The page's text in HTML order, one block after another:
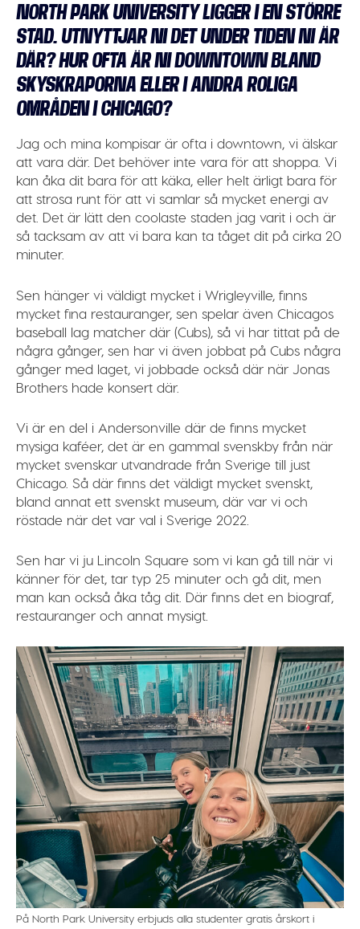
NORTH PARK UNIVERSITY LIGGER I EN STÖRRE
STAD. UTNYTTJAR NI DET UNDER TIDEN NI ÄR
DÄR? HUR OFTA ÄR NI DOWNTOWN BLAND
SKYSKRAPORNA ELLER I ANDRA ROLIGA
OMRÅDEN I CHICAGO?
Jag och mina kompisar är ofta i downtown, vi älskar
att vara där. Det behöver inte vara för att shoppa. Vi
kan åka dit bara för att käka, eller helt ärligt bara för
att strosa runt för att vi samlar så mycket energi av
det. Det är lätt den coolaste staden jag varit i och är
så tacksam av att vi bara kan ta tåget dit på cirka 20
minuter.
Sen hänger vi väldigt mycket i Wrigleyville, finns
mycket fina restauranger, sen spelar även Chicagos
baseball lag matcher där (Cubs), så vi har tittat på de
några gånger, sen har vi även jobbat på Cubs några
gånger med laget, vi jobbade också där när Jonas
Brothers hade konsert där.
Vi är en del i Andersonville där de finns mycket
mysiga kaféer, det är en gammal svenskby från när
mycket svenskar utvandrade från Sverige till just
Chicago. Så där finns det väldigt mycket svenskt,
bland annat ett svenskt museum, där var vi och
röstade när det var val i Sverige 2022.
Sen har vi ju Lincoln Square som vi kan gå till när vi
känner för det, tar typ 25 minuter och gå dit, men
man kan också åka tåg dit. Där finns det en biograf,
restauranger och annat mysigt.
På North Park University erbjuds alla studenter gratis årskort i